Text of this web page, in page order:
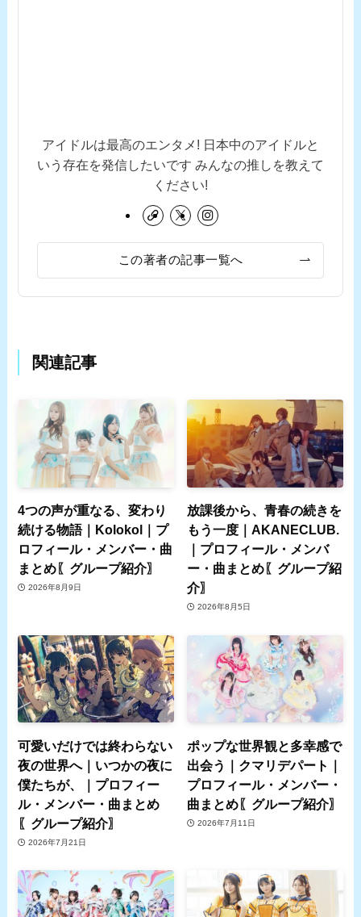
アイドルは最高のエンタメ! 日本中のアイドルと
いう存在を発信したいです みんなの推しを教えて
ください!
この著者の記事一覧へ
関連記事
4つの声が重なる、変わり
続ける物語｜Kolokol｜プ
ロフィール・メンバー・曲
まとめ〖グループ紹介〗
2026年8月9日
放課後から、青春の続きを
もう一度｜AKANECLUB.
｜プロフィール・メンバ
ー・曲まとめ〖グループ紹
介〗
2026年8月5日
可愛いだけでは終わらない
夜の世界へ｜いつかの夜に
僕たちが、｜プロフィー
ル・メンバー・曲まとめ
〖グループ紹介〗
2026年7月21日
ポップな世界観と多幸感で
出会う｜クマリデパート｜
プロフィール・メンバー・
曲まとめ〖グループ紹介〗
2026年7月11日